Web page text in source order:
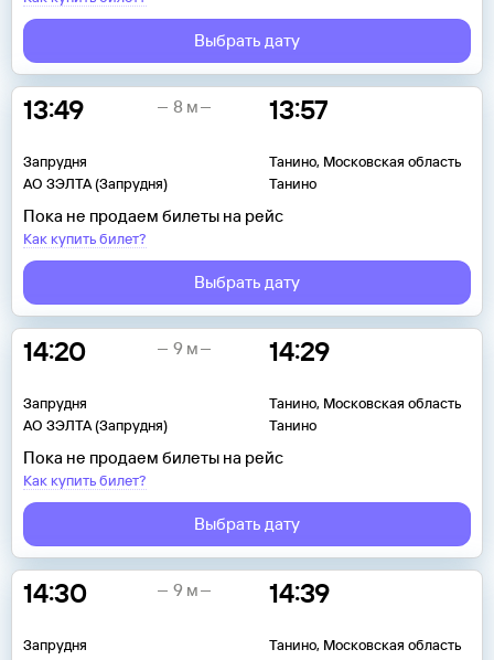
Выбрать дату
13:49
Запрудня
АО ЗЭЛТА (Запрудня)
13:57
Танино, Московская область
Танино
8 м
Пока не продаем билеты на рейс
Как купить билет?
Выбрать дату
14:20
Запрудня
АО ЗЭЛТА (Запрудня)
14:29
Танино, Московская область
Танино
9 м
Пока не продаем билеты на рейс
Как купить билет?
Выбрать дату
14:30
Запрудня
14:39
Танино, Московская область
9 м